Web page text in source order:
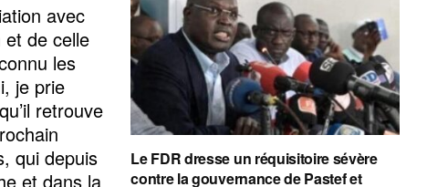
avec
et de celle
les
je prie
retrouve
qui depuis
et dans la
Le FDR dresse un réquisitoire sévère
contre la gouvernance de Pastef et